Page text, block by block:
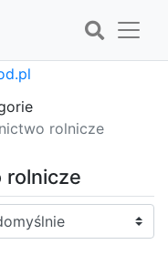
rolnicze
rolnicze